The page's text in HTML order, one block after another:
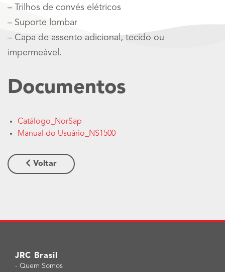
– Trilhos de convés elétricos
– Suporte lombar
– Capa de assento adicional, tecido ou
impermeável.
Documentos
Catálogo_NorSap
Manual do Usuário_NS1500
Voltar
JRC Brasil
- Quem Somos